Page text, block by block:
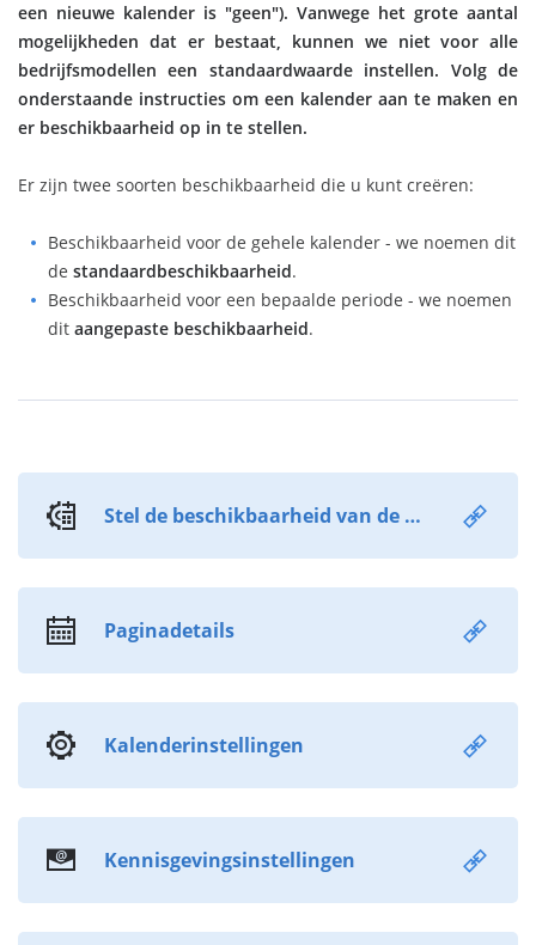
een nieuwe kalender is "geen"). Vanwege het grote aantal
mogelijkheden dat er bestaat, kunnen we niet voor alle
bedrijfsmodellen een standaardwaarde instellen. Volg de
onderstaande instructies om een kalender aan te maken en
er beschikbaarheid op in te stellen.
Er zijn twee soorten beschikbaarheid die u kunt creëren:
Beschikbaarheid voor de gehele kalender - we noemen dit
de standaardbeschikbaarheid.
Beschikbaarheid voor een bepaalde periode - we noemen
dit aangepaste beschikbaarheid.
Stel de beschikbaarheid van de kalender in
Paginadetails
Kalenderinstellingen
Kennisgevingsinstellingen